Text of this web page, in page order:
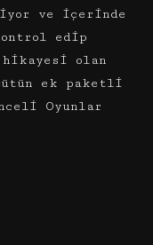
ve içerinde
edip
olan
ek paketli
Oyunlar